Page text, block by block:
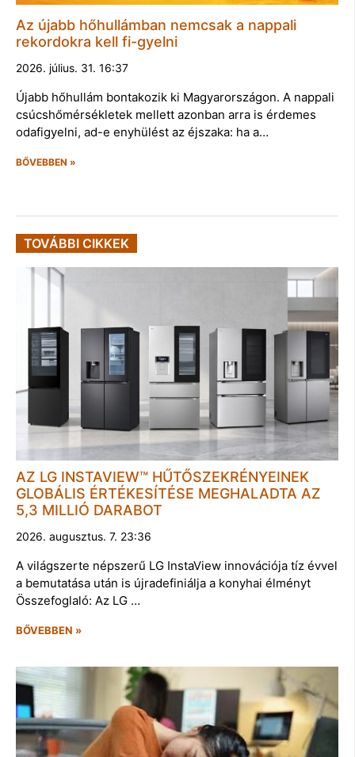
Az újabb hőhullámban nemcsak a nappali
rekordokra kell fi-gyelni
2026. július. 31. 16:37
Újabb hőhullám bontakozik ki Magyarországon. A nappali
csúcshőmérsékletek mellett azonban arra is érdemes
odafigyelni, ad-e enyhülést az éjszaka: ha a…
BŐVEBBEN »
TOVÁBBI CIKKEK
AZ LG INSTAVIEW™ HŰTŐSZEKRÉNYEINEK
GLOBÁLIS ÉRTÉKESÍTÉSE MEGHALADTA AZ
5,3 MILLIÓ DARABOT
2026. augusztus. 7. 23:36
A világszerte népszerű LG InstaView innovációja tíz évvel
a bemutatása után is újradefiniálja a konyhai élményt
Összefoglaló: Az LG …
BŐVEBBEN »